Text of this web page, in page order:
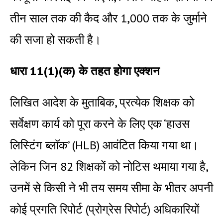
तीन साल तक की कैद और ₹1,000 तक के जुर्माने
की सजा हो सकती है।
धारा 11(1)(क) के तहत होगा एक्शन
लिखित आदेश के मुताबिक, प्रत्येक शिक्षक को
सर्वेक्षण कार्य को पूरा करने के लिए एक ‘हाउस
लिस्टिंग ब्लॉक’ (HLB) आवंटित किया गया था।
लेकिन जिन 82 शिक्षकों को नोटिस थमाया गया है,
उनमें से किसी ने भी तय समय सीमा के भीतर अपनी
कोई प्रगति रिपोर्ट (प्रोग्रेस रिपोर्ट) अधिकारियों